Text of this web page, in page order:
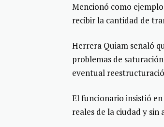
Mencionó como
recibir la cantidad de
Herrera Quiam señaló
problemas de
eventual
El funcionario insistió en
reales de la ciudad y